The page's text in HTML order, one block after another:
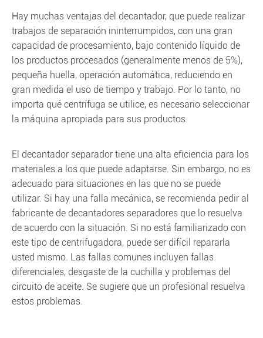
Hay muchas ventajas del decantador, que puede realizar
trabajos de separación ininterrumpidos, con una gran
capacidad de procesamiento, bajo contenido líquido de
los productos procesados (generalmente menos de 5%),
pequeña huella, operación automática, reduciendo en
gran medida el uso de tiempo y trabajo. Por lo tanto, no
importa qué centrífuga se utilice, es necesario seleccionar
la máquina apropiada para sus productos.
El decantador separador tiene una alta eficiencia para los
materiales a los que puede adaptarse. Sin embargo, no es
adecuado para situaciones en las que no se puede
utilizar. Si hay una falla mecánica, se recomienda pedir al
fabricante de decantadores separadores que lo resuelva
de acuerdo con la situación. Si no está familiarizado con
este tipo de centrifugadora, puede ser difícil repararla
usted mismo. Las fallas comunes incluyen fallas
diferenciales, desgaste de la cuchilla y problemas del
circuito de aceite. Se sugiere que un profesional resuelva
estos problemas.